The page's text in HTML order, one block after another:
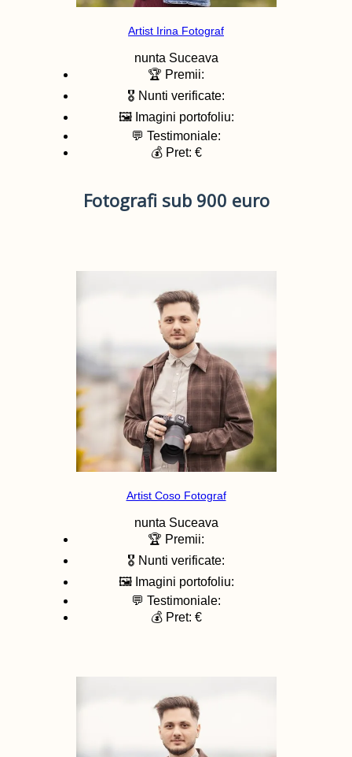
Artist Irina Fotograf
nunta Suceava
🏆 Premii:
🎖️ Nunti verificate:
🖼️ Imagini portofoliu:
💬 Testimoniale:
💰 Pret: €
Fotografi sub 900 euro
Artist Coso Fotograf
nunta Suceava
🏆 Premii:
🎖️ Nunti verificate:
🖼️ Imagini portofoliu:
💬 Testimoniale:
💰 Pret: €